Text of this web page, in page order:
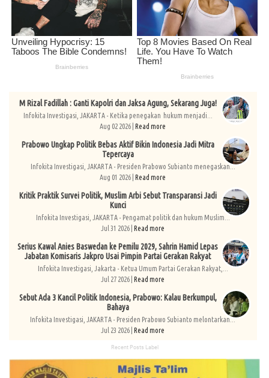
M Rizal Fadillah : Ganti Kapolri dan Jaksa Agung, Sekarang Juga!
Infokita Investigasi, JAKARTA - Ketika penegakan hukum menjadi...
Aug 02 2026 | Read more
Prabowo Ungkap Politik Bebas Aktif Bikin Indonesia Jadi Mitra
Tepercaya
Infokita Investigasi, JAKARTA - Presiden Prabowo Subianto menegaskan...
Aug 01 2026 | Read more
Kritik Praktik Survei Politik, Muslim Arbi Sebut Transparansi Jadi
Kunci
Infokita Investigasi, JAKARTA - Pengamat politik dan hukum Muslim...
Jul 31 2026 | Read more
Serius Kawal Anies Baswedan ke Pemilu 2029, Sahrin Hamid Lepas
Jabatan Komisaris Jakpro Usai Pimpin Partai Gerakan Rakyat
Infokita Investigasi, Jakarta - Ketua Umum Partai Gerakan Rakyat,...
Jul 27 2026 | Read more
Sebut Ada 3 Kancil Politik Indonesia, Prabowo: Kalau Berkumpul,
Bahaya
Infokita Investigasi, JAKARTA - Presiden Prabowo Subianto melontarkan...
Jul 23 2026 | Read more
Recent Posts Label